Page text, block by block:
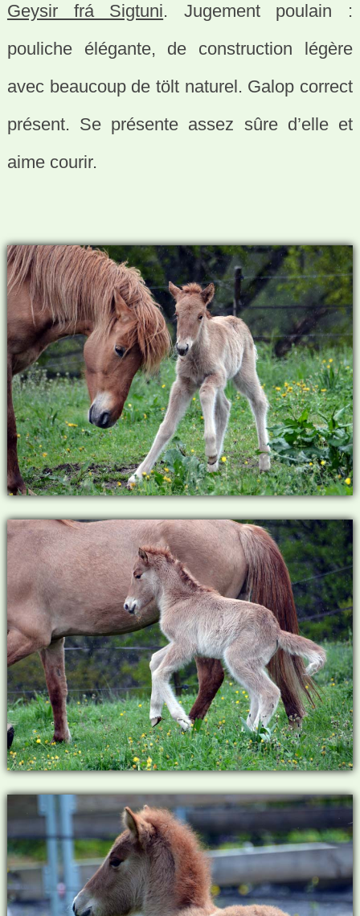
Geysir frá Sigtuni. Jugement poulain :
pouliche élégante, de construction légère
avec beaucoup de tölt naturel. Galop correct
présent. Se présente assez sûre d’elle et
aime courir.